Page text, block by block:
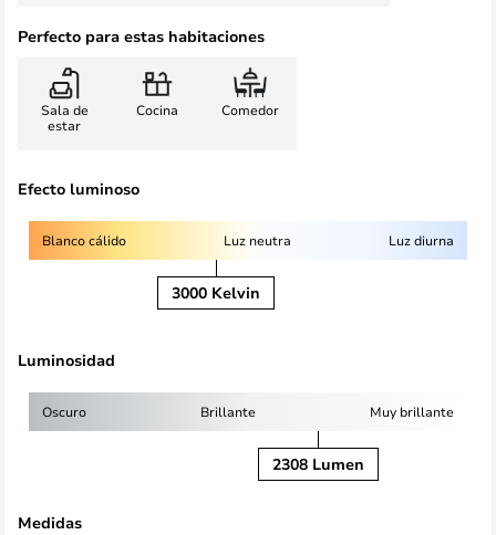
Perfecto para estas habitaciones
Sala de
estar
Cocina Comedor
Efecto luminoso
Blanco cálido Luz neutra Luz diurna
3000 Kelvin
Luminosidad
Oscuro Brillante Muy brillante
2308 Lumen
Medidas